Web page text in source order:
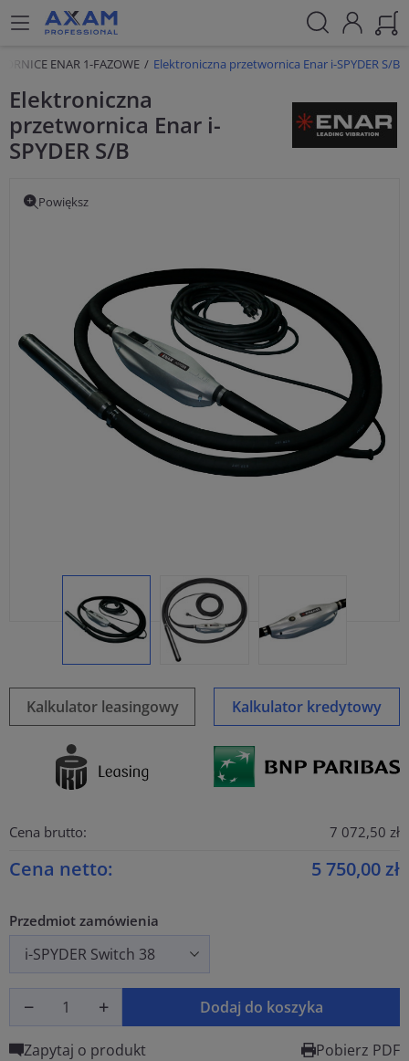
ENAR 1-FAZOWE Elektroniczna przetwornica Enar i-SPYDER S/B
Elektroniczna
przetwornica Enar i-
SPYDER S/B
Powiększ
Kalkulator leasingowy Kalkulator kredytowy
Cena brutto: 7 072,50 zł
Cena netto: 5 750,00 zł
Przedmiot zamówienia
Dodaj do koszyka
Zapytaj o produkt Pobierz PDF